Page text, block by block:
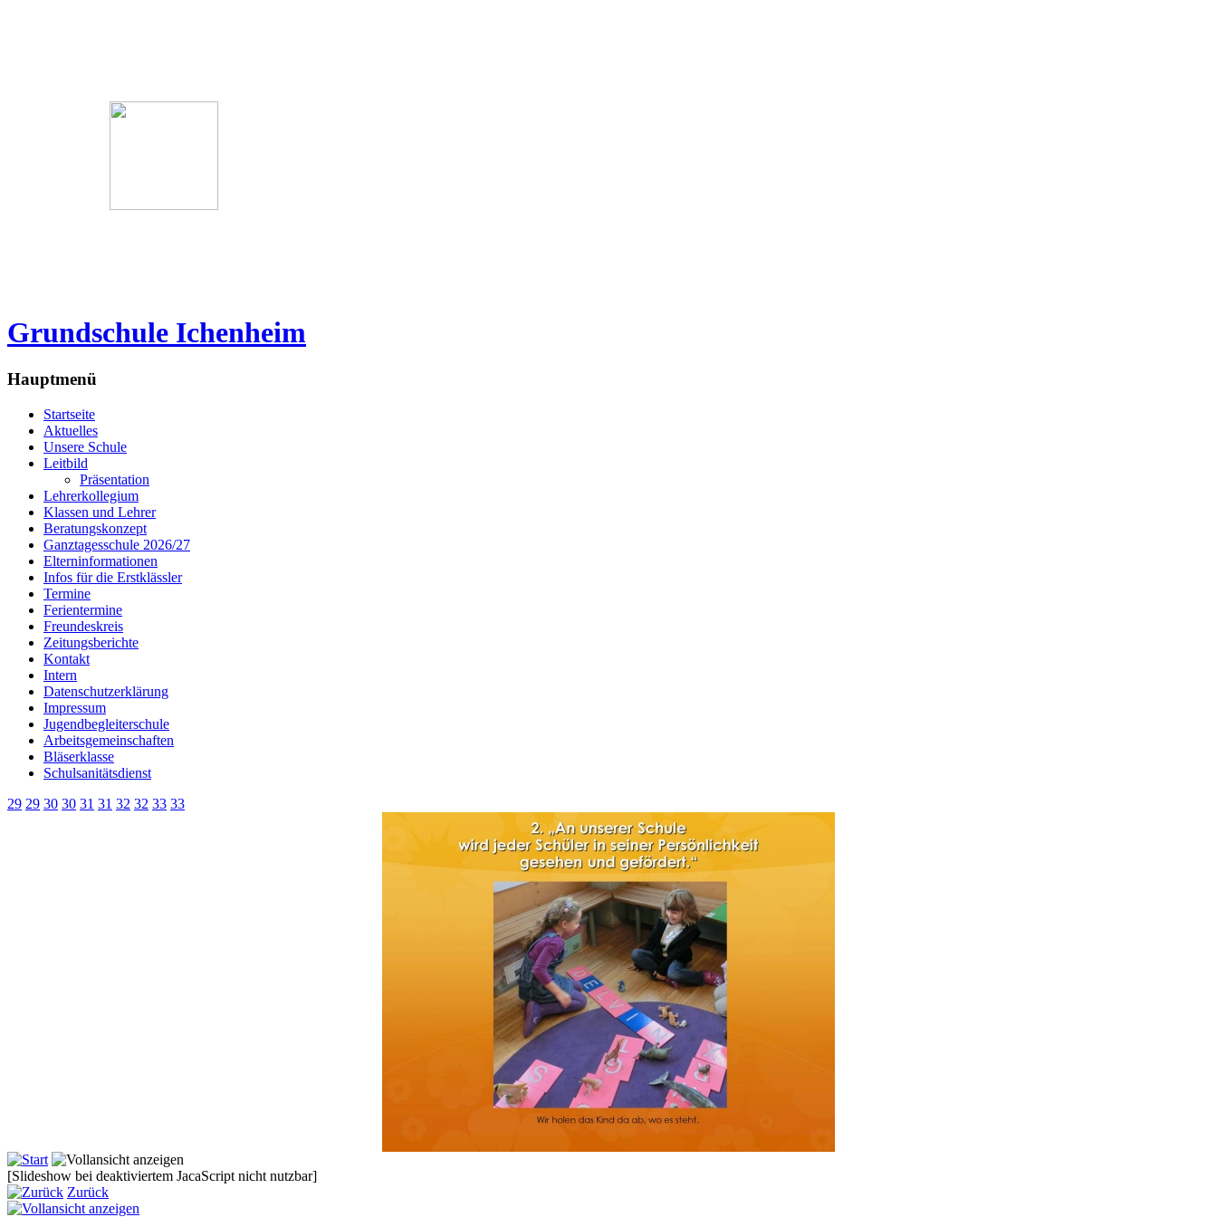
Grundschule Ichenheim
Hauptmenü
Startseite
Aktuelles
Unsere Schule
Leitbild
Präsentation
Lehrerkollegium
Klassen und Lehrer
Beratungskonzept
Ganztagesschule 2026/27
Elterninformationen
Infos für die Erstklässler
Termine
Ferientermine
Freundeskreis
Zeitungsberichte
Kontakt
Intern
Datenschutzerklärung
Impressum
Jugendbegleiterschule
Arbeitsgemeinschaften
Bläserklasse
Schulsanitätsdienst
29 29 30 30 31 31 32 32 33 33
[Slideshow bei deaktiviertem JacaScript nicht nutzbar]
Zurück